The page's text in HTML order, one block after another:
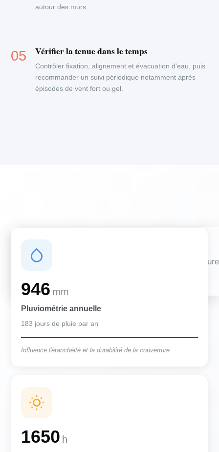
autour des murs.
Vérifier la tenue dans le temps
Contrôler fixation, alignement et évacuation d'eau, puis
recommander un suivi périodique notamment après
épisodes de vent fort ou gel.
Des conditions qui influencent vos travaux de couverture
946 mm
Pluviométrie annuelle
183 jours de pluie par an
Influence l'étanchéité et la durabilité de la couverture
1650 h